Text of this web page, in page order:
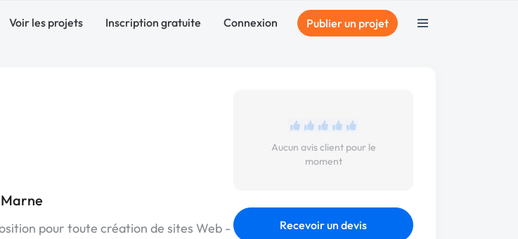
Voir les projets Inscription gratuite Connexion Publier un projet
pour toute création de sites Web -
Aucun avis client pour le
moment
Recevoir un devis